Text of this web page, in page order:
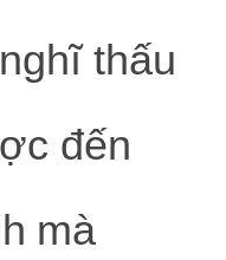
thấu
đến
mà